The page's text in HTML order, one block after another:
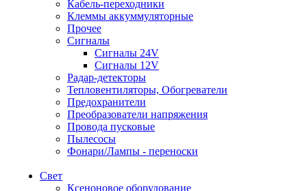
Кабель-переходники
Клеммы аккуммуляторные
Прочее
Сигналы
Сигналы 24V
Сигналы 12V
Радар-детекторы
Тепловентиляторы, Обогреватели
Предохранители
Преобразователи напряжения
Провода пусковые
Пылесосы
Фонари/Лампы - переноски
Свет
Ксеноновое оборудование